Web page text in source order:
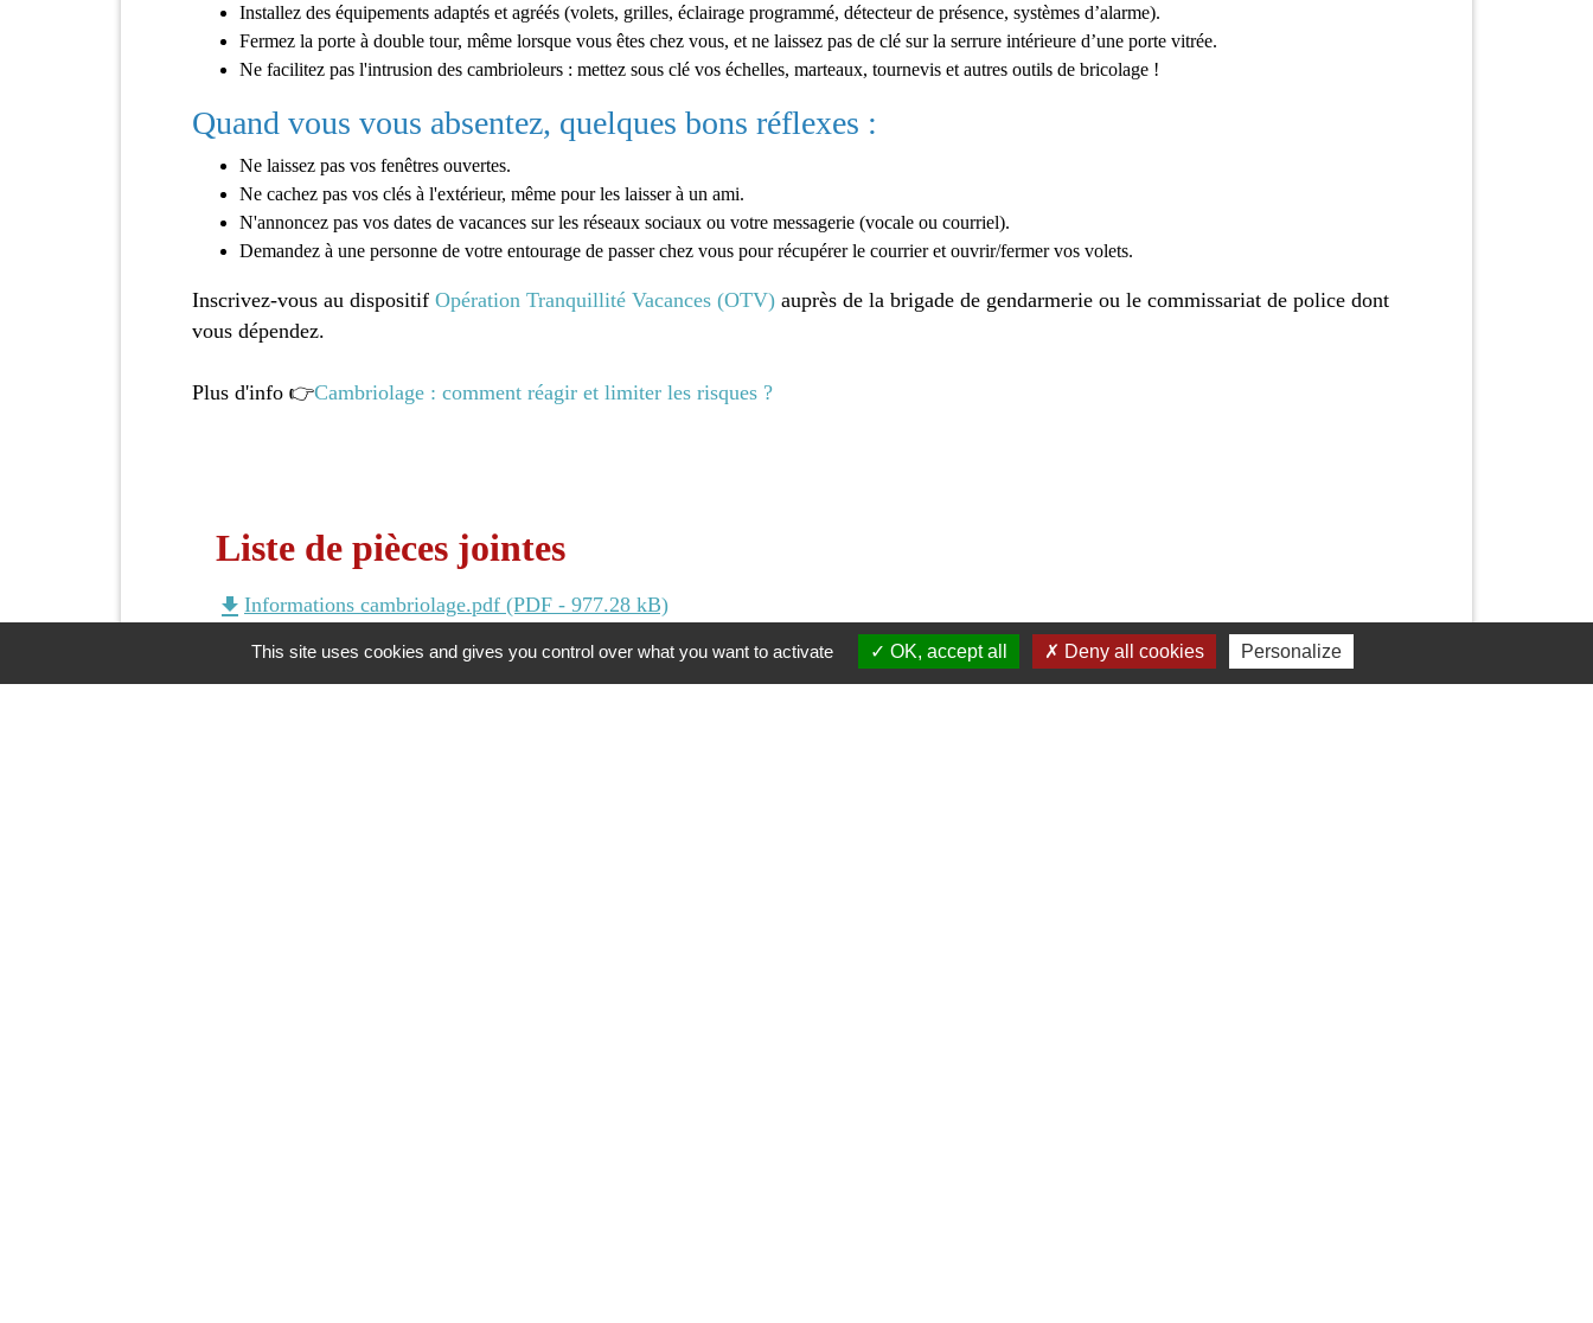
Installez des équipements adaptés et agréés (volets, grilles, éclairage programmé, détecteur de présence, systèmes d’alarme).
Fermez la porte à double tour, même lorsque vous êtes chez vous, et ne laissez pas de clé sur la serrure intérieure d’une porte vitrée.
Ne facilitez pas l'intrusion des cambrioleurs : mettez sous clé vos échelles, marteaux, tournevis et autres outils de bricolage !
Quand vous vous absentez, quelques bons réflexes :
Ne laissez pas vos fenêtres ouvertes.
Ne cachez pas vos clés à l'extérieur, même pour les laisser à un ami.
N'annoncez pas vos dates de vacances sur les réseaux sociaux ou votre messagerie (vocale ou courriel).
Demandez à une personne de votre entourage de passer chez vous pour récupérer le courrier et ouvrir/fermer vos volets.
Inscrivez-vous au dispositif Opération Tranquillité Vacances (OTV) auprès de la brigade de gendarmerie ou le commissariat de police dont
vous dépendez.
Plus d'info 👉Cambriolage : comment réagir et limiter les risques ?
Liste de pièces jointes
file_download Informations cambriolage.pdf (PDF - 977.28 kB)
This site uses cookies and gives you control over what you want to activate OK, accept all Deny all cookies Personalize